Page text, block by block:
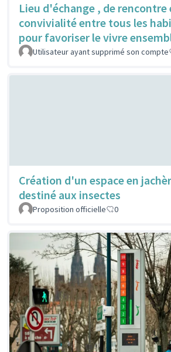
Lieu d'échange , de rencontre
convivialité entre tous les
pour favoriser le vivre
Utilisateur ayant supprimé son compte
Création d'un espace en
destiné aux insectes
Proposition officielle 0